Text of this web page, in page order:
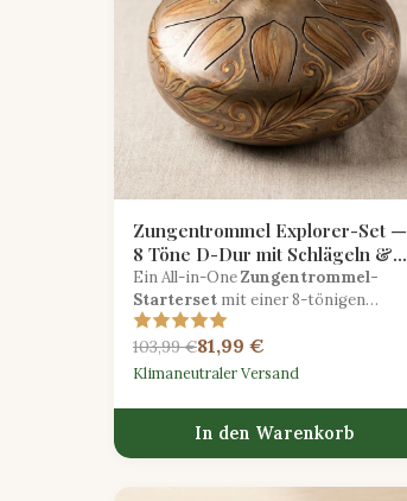
Zungentrommel Explorer-Set —
8 Töne D-Dur mit Schlägeln &
Tasche
Ein All-in-OneZungentrommel-
Starterset mit einer 8-tönigen
Stahltrommel in D-Dur,
Gummihämmern, Fingerpicks und
einer gepolsterten Tragetasche.
103,99 €81,99 €
Klimaneutraler Versand
In den Warenkorb